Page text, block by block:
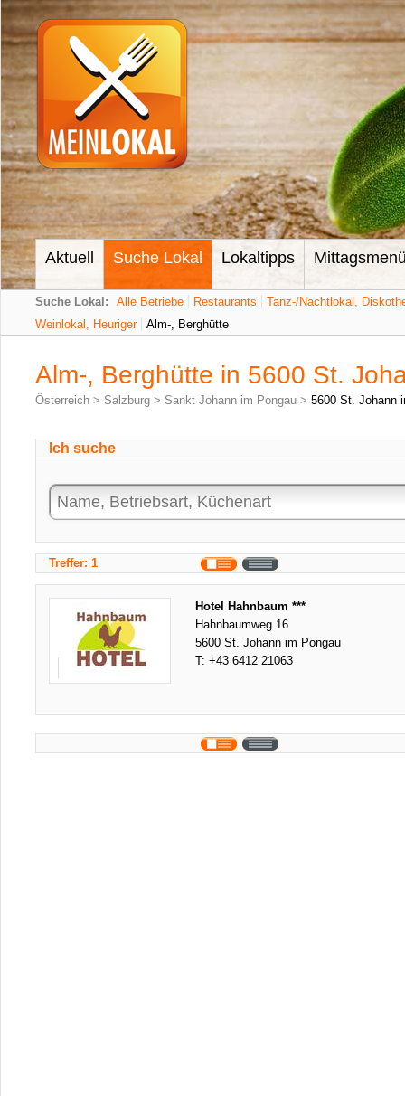
Aktuell Suche Lokal Lokaltipps
Suche Lokal: Alle Betriebe Restaurants
Tanz-/Nachtlokal,
Weinlokal, Heuriger
Alm-, Berghütte
Alm-, Berghütte in 5600 St.
Österreich > Salzburg > Sankt Johann im Pongau > 5600 St. Johann
Ich suche
Treffer: 1
Hotel Hahnbaum ***
Hahnbaumweg 16
5600 St. Johann im Pongau
T: +43 6412 21063